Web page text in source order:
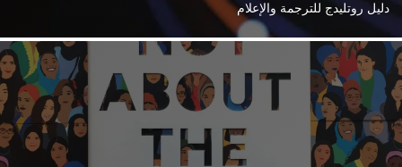
دليل روتليدج للترجمة والإعلام
3 كتب ترسم ملامح العلاقة المشحونة بين البيت الأبيض والصحافة